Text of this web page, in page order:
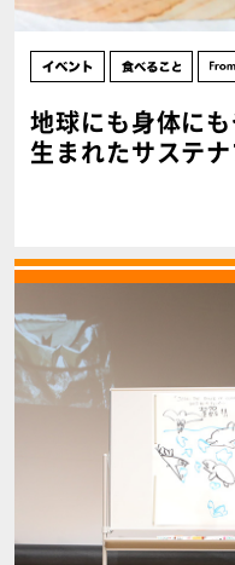
地球にも身体に
生まれたサステ